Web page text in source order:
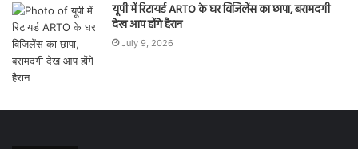
यूपी में रिटायर्ड ARTO के घर विजिलेंस का छापा, बरामदगी
देख आप होंगे हैरान
July 9, 2026